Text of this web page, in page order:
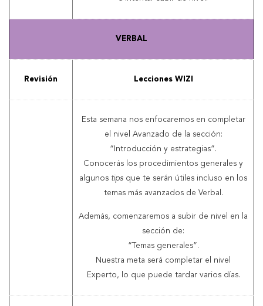
VERBAL
Revisión Lecciones WIZI
Esta semana nos enfocaremos en completar
el nivel Avanzado de la sección:
“Introducción y estrategias”.
Conocerás los procedimientos generales y
algunos tips que te serán útiles incluso en los
temas más avanzados de Verbal.
Además, comenzaremos a subir de nivel en la
sección de:
“Temas generales”.
Nuestra meta será completar el nivel
Experto, lo que puede tardar varios días.